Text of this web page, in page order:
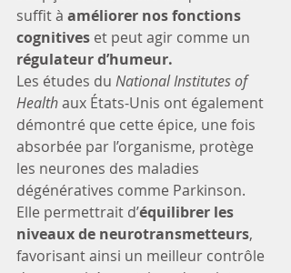
suffit à améliorer nos fonctions
cognitives et peut agir comme un
régulateur d’humeur.
Les études du National Institutes of
Health aux États-Unis ont également
démontré que cette épice, une fois
absorbée par l’organisme, protège
les neurones des maladies
dégénératives comme Parkinson.
Elle permettrait d’équilibrer les
niveaux de neurotransmetteurs,
favorisant ainsi un meilleur contrôle